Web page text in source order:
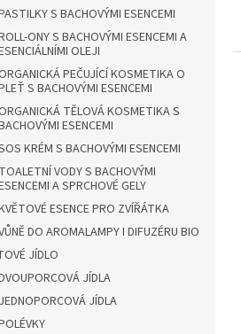
S BACHOVÝMI ESENCEMI
ONY S BACHOVÝMI ESENCEMI A
OLEJI
PEČUJÍCÍ KOSMETIKA O
S BACHOVÝMI ESENCEMI
TĚLOVÁ KOSMETIKA S
ESENCEMI
KRÉM S BACHOVÝMI ESENCEMI
TOALETNÍ VODY S BACHOVÝMI
A SPRCHOVÉ GELY
ESENCE PRO ZVÍŘÁTKA
DO AROMALAMPY I DIFUZÉRU BIO
JÍDLO
JÍDLA
JEDNOPORCOVÁ JÍDLA